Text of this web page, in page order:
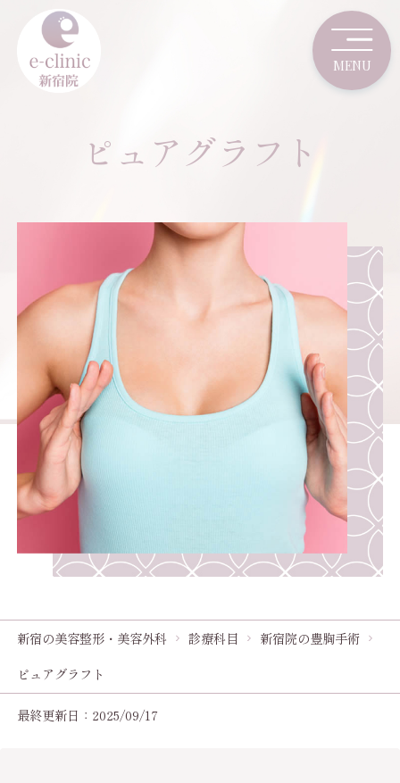
ピュアグラフト
新宿の美容整形・美容外科 診療科目
新宿院の豊胸手術
ピュアグラフト
最終更新日：2025/09/17